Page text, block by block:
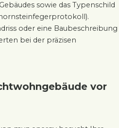
sowie das Typenschild
oder eine Baubeschreibung
bei der präzisen
vor